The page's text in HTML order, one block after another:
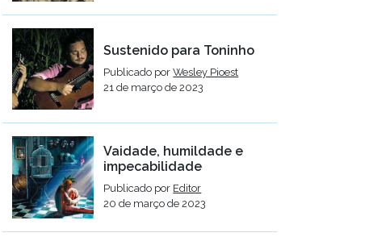
Sustenido para Toninho
Publicado porWesley Pioest
21 de março de 2023
Vaidade, humildade e
impecabilidade
Publicado por Editor
20 de março de 2023